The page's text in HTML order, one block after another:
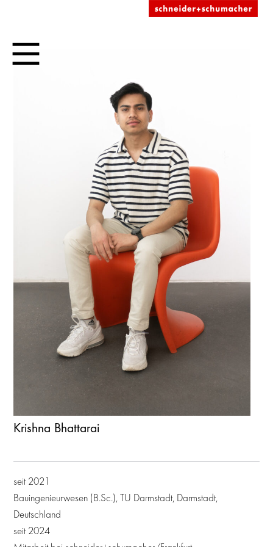
Krishna Bhattarai
seit 2021
Bauingenieurwesen (B.Sc.), TU Darmstadt, Darmstadt,
Deutschland
seit 2024